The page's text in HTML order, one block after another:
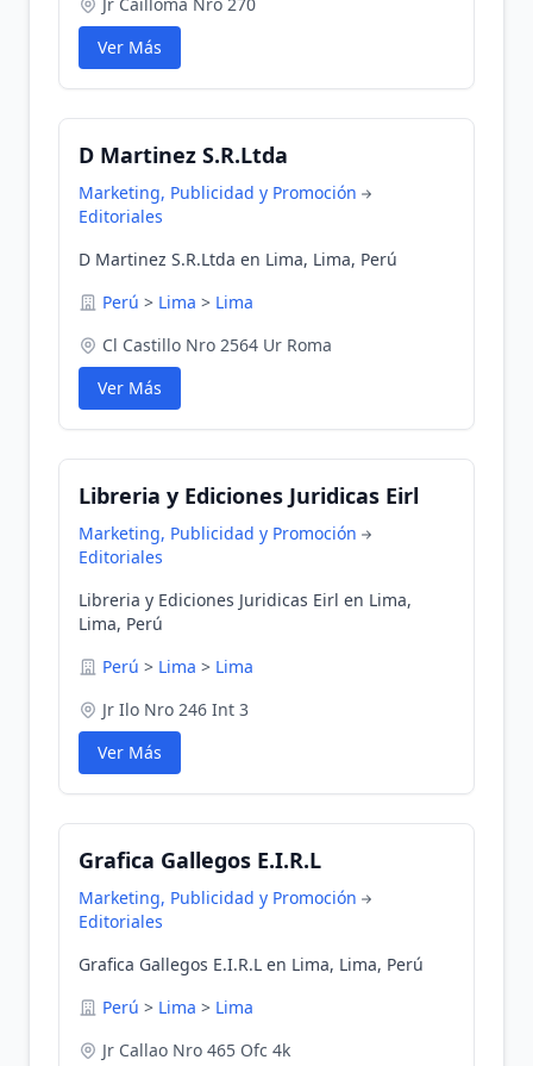
Ver Más
D Martinez S.R.Ltda
Marketing, Publicidad y Promoción
Editoriales
D Martinez S.R.Ltda en Lima, Lima, Perú
Perú > Lima > Lima
Cl Castillo Nro 2564 Ur Roma
Ver Más
Libreria y Ediciones Juridicas Eirl
Marketing, Publicidad y Promoción
Editoriales
Libreria y Ediciones Juridicas Eirl en Lima,
Lima, Perú
Perú > Lima > Lima
Jr Ilo Nro 246 Int 3
Ver Más
Grafica Gallegos E.I.R.L
Marketing, Publicidad y Promoción
Editoriales
Grafica Gallegos E.I.R.L en Lima, Lima, Perú
Perú > Lima > Lima
Jr Callao Nro 465 Ofc 4k